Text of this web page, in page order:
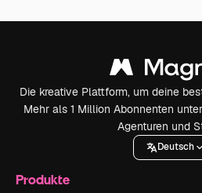
Die kreative Plattform, um deine
Mehr als 1 Million Abonnenten
Agenturen und
Deutsch
Produkte